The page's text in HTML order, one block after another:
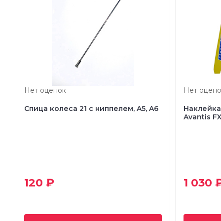
Нет оценок
Спица колеса 21 с ниппелем, A5, A6
120 ₽
Нет
Avantis
1 030